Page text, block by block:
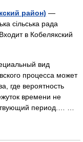
район) —
сільська рада
в Кобелякский
вид
процесса может
где вероятность
времени не
период.… …